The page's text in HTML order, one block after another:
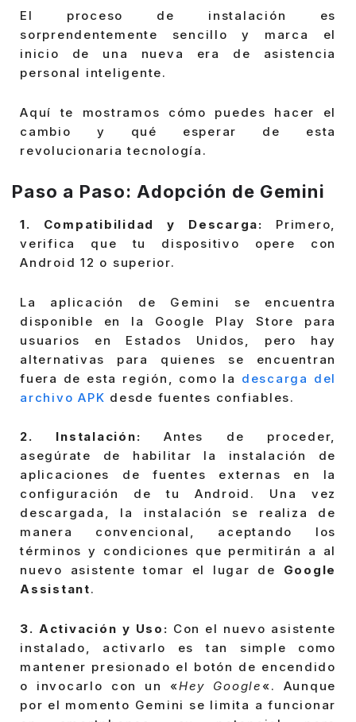
El proceso de instalación es
sorprendentemente sencillo y marca el
inicio de una nueva era de asistencia
personal inteligente.
Aquí te mostramos cómo puedes hacer el
cambio y qué esperar de esta
revolucionaria tecnología.
Paso a Paso: Adopción de Gemini
1. Compatibilidad y Descarga: Primero,
verifica que tu dispositivo opere con
Android 12 o superior.
La aplicación de Gemini se encuentra
disponible en la Google Play Store para
usuarios en Estados Unidos, pero hay
alternativas para quienes se encuentran
fuera de esta región, como la descarga del
archivo APK desde fuentes confiables.
2. Instalación: Antes de proceder,
asegúrate de habilitar la instalación de
aplicaciones de fuentes externas en la
configuración de tu Android. Una vez
descargada, la instalación se realiza de
manera convencional, aceptando los
términos y condiciones que permitirán a al
nuevo asistente tomar el lugar de Google
Assistant.
3. Activación y Uso: Con el nuevo asistente
instalado, activarlo es tan simple como
mantener presionado el botón de encendido
o invocarlo con un «Hey Google «. Aunque
por el momento Gemini se limita a funcionar